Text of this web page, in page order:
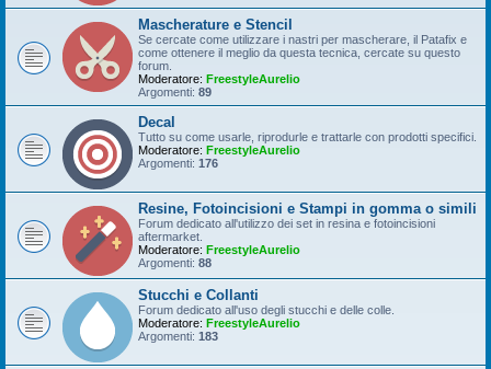
Mascherature e Stencil
Se cercate come utilizzare i nastri per mascherare, il Patafix e
come ottenere il meglio da questa tecnica, cercate su questo
forum.
Moderatore: FreestyleAurelio
Argomenti: 89
Decal
Tutto su come usarle, riprodurle e trattarle con prodotti specifici.
Moderatore: FreestyleAurelio
Argomenti: 176
Resine, Fotoincisioni e Stampi in gomma o simili
Forum dedicato all'utilizzo dei set in resina e fotoincisioni
aftermarket.
Moderatore: FreestyleAurelio
Argomenti: 88
Stucchi e Collanti
Forum dedicato all'uso degli stucchi e delle colle.
Moderatore: FreestyleAurelio
Argomenti: 183